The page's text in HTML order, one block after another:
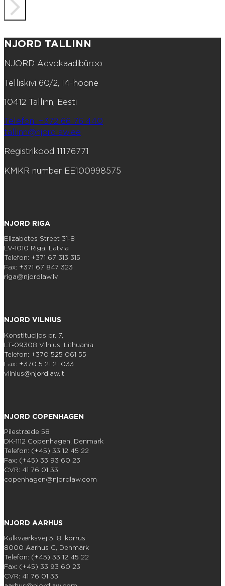
NJORD TALLINN
NJORD Advokaadibüroo
Telliskivi 60/2, I4-hoone
10412 Tallinn, Eesti
Telefon: +372 66 76 440
tallinn@njordlaw.ee
Registrikood 11176771
KMKR number EE100998575
NJORD RIGA
Elizabetes Street 31-8
LV-1010 Riga, Latvia
Telefon: +371 67 313 315
Fax: +371 67 847 323
riga@njordlaw.lv
NJORD VILNIUS
Konstitucijos pr. 7,
LT-09308 Vilnius, Lithuania
Telefon: +370 525 061 55
Fax: +370 5 21 21 033
vilnius@njordlaw.lt
NJORD COPENHAGEN
Pilestræde 58
DK-1112 Copenhagen, Denmark
Telefon: (+45) 33 12 45 22
Fax: (+45) 33 93 60 23
CVR: 41 76 01 33
copenhagen@njordlaw.com
NJORD AARHUS
Kalkværksvej 5, 8. korrus
8000 Aarhus C, Denmark
Telefon: (+45) 33 12 45 22
Fax: (+45) 33 93 60 23
CVR: 41 76 01 33